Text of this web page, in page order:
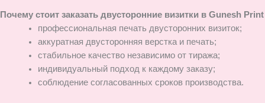
Почему стоит заказать двусторонние визитки в Gunesh Print
профессиональная печать двусторонних визиток;
аккуратная двусторонняя верстка и печать;
стабильное качество независимо от тиража;
индивидуальный подход к каждому заказу;
соблюдение согласованных сроков производства.